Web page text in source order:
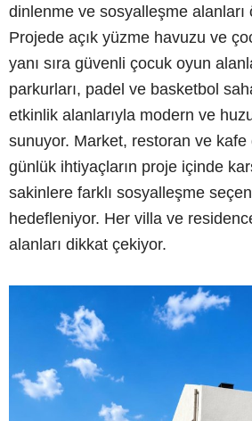
dinlenme ve sosyalleşme alanları
Projede açık yüzme havuzu ve
yanı sıra güvenli çocuk oyun
parkurları, padel ve basketbol
etkinlik alanlarıyla modern ve
sunuyor. Market, restoran ve
günlük ihtiyaçların proje içinde
sakinlere farklı sosyalleşme
hedefleniyor. Her villa ve
alanları dikkat çekiyor.